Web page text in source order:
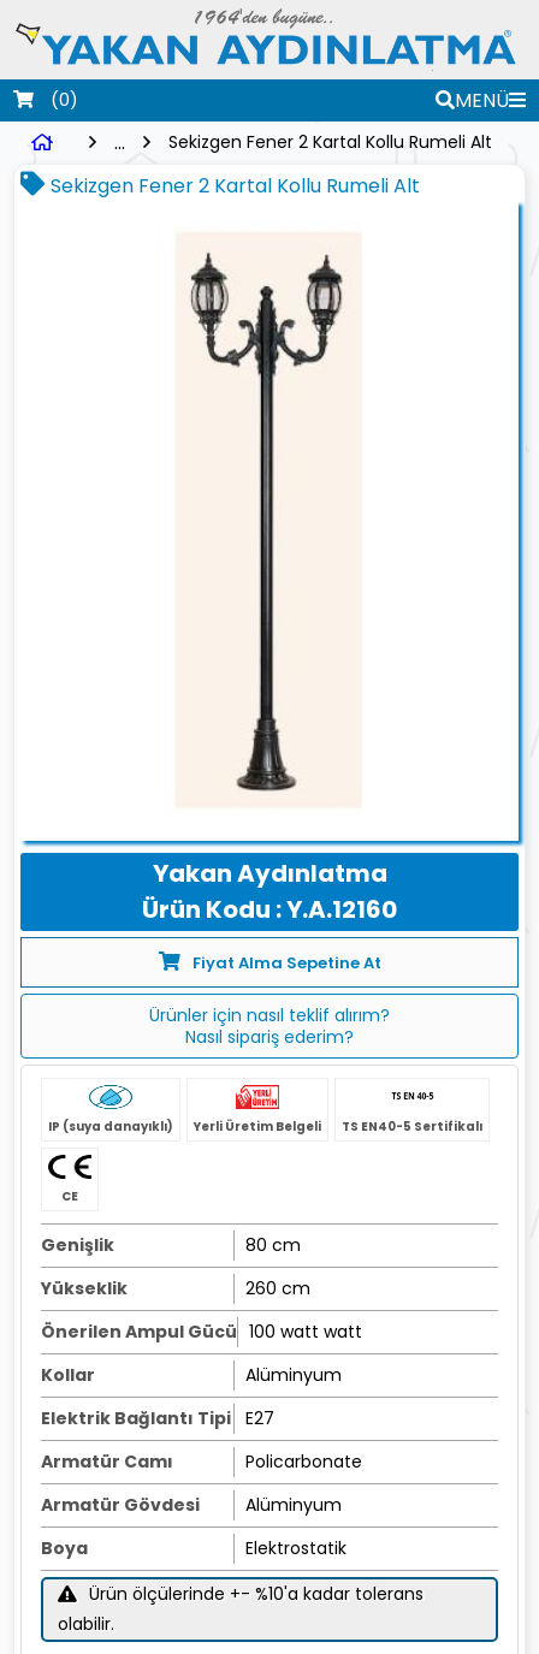
(0)
MENÜ
...
Sekizgen Fener 2 Kartal Kollu Rumeli Alt
Sekizgen Fener 2 Kartal Kollu Rumeli Alt
Yakan Aydınlatma
Ürün Kodu : Y.A.12160
Fiyat Alma Sepetine At
Ürünler için nasıl teklif alırım?
Nasıl sipariş ederim?
IP (suya danayıklı) Yerli Üretim Belgeli TS EN40-5 Sertifikalı
CE
Genişlik
80 cm
Yükseklik
260 cm
Önerilen Ampul Gücü 100 watt watt
Kollar
Alüminyum
Elektrik Bağlantı Tipi
E27
Armatür Camı
Policarbonate
Armatür Gövdesi
Alüminyum
Boya
Elektrostatik
Ürün ölçülerinde +- %10'a kadar tolerans
olabilir.